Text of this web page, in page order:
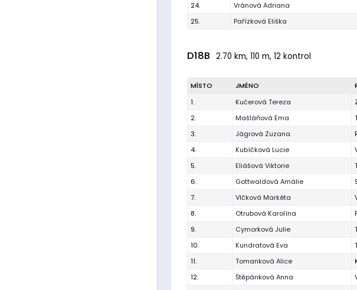
24.
Vránová Adriana
25.
Pařízková Eliška
D18B 2.70 km, 110 m, 12 kontrol
MÍSTO JMÉNO
1.
Kučerová Tereza
2.
Mašláňová Ema
3.
Jágrová Zuzana
4.
Kubíčková Lucie
5.
Eliášová Viktorie
6.
Gottwaldová Amálie
7.
Vlčková Markéta
8.
Otrubová Karolína
9.
Cymorková Julie
10.
Kundratová Eva
11.
Tomanková Alice
12.
Štěpánková Anna